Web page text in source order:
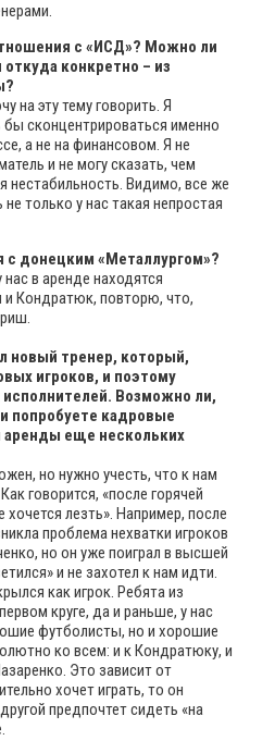
с «ИСД»? Можно ли
конкретно – из
на эту тему говорить. Я
сконцентрироваться именно
а не на финансовом. Я не
и не могу сказать, чем
нестабильность. Видимо, все же
только у нас такая непростая
с донецким «Металлургом»?
в аренде находятся
Кондратюк, повторю, что,
новый тренер, который,
игроков, и поэтому
Возможно ли,
попробуете кадровые
еще нескольких
но нужно учесть, что к нам
говорится, «после горячей
лезть». Например, после
проблема нехватки игроков
но он уже поиграл в высшей
и не захотел к нам идти.
как игрок. Ребята из
круге, да и раньше, у нас
футболисты, но и хорошие
ко всем: и к Кондратюку, и
Это зависит от
хочет играть, то он
предпочтет сидеть «на